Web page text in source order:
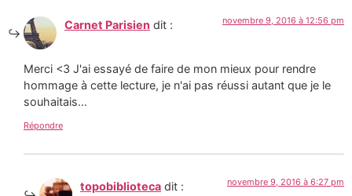
Carnet Parisien dit : novembre 9, 2016 à 12:56 pm
Merci <3 J'ai essayé de faire de mon mieux pour rendre
hommage à cette lecture, je n'ai pas réussi autant que je le
souhaitais…
Répondre
topobiblioteca dit : novembre 9, 2016 à 6:27 pm